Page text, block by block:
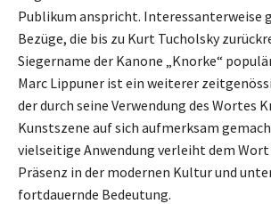
Publikum anspricht. Interessanterweise
Bezüge, die bis zu Kurt Tucholsky
Siegername der Kanone „Knorke“
Marc Lippuner ist ein weiterer
der durch seine Verwendung des Wortes
Kunstszene auf sich aufmerksam
vielseitige Anwendung verleiht dem
Präsenz in der modernen Kultur und
fortdauernde Bedeutung.